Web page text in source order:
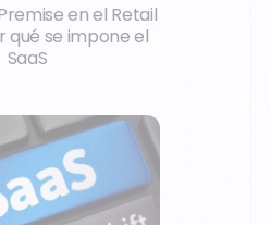
en el Retail
qué se impone el
SaaS